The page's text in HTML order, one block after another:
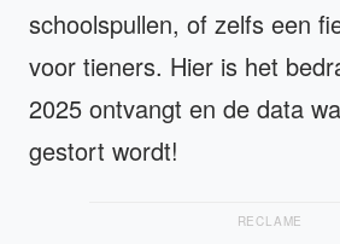
schoolspullen, of zelfs een
voor tieners. Hier is het
2025 ontvangt en de data
gestort wordt!
RECLAME